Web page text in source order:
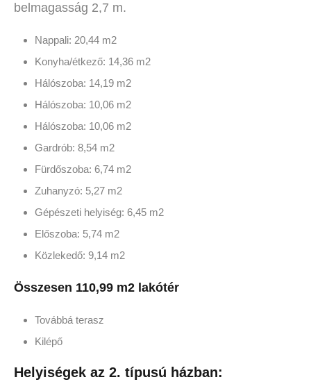
belmagasság 2,7 m.
Nappali: 20,44 m2
Konyha/étkező: 14,36 m2
Hálószoba: 14,19 m2
Hálószoba: 10,06 m2
Hálószoba: 10,06 m2
Gardrób: 8,54 m2
Fürdőszoba: 6,74 m2
Zuhanyzó: 5,27 m2
Gépészeti helyiség: 6,45 m2
Előszoba: 5,74 m2
Közlekedő: 9,14 m2
Összesen 110,99 m2 lakótér
Továbbá terasz
Kilépő
Helyiségek az 2. típusú házban: